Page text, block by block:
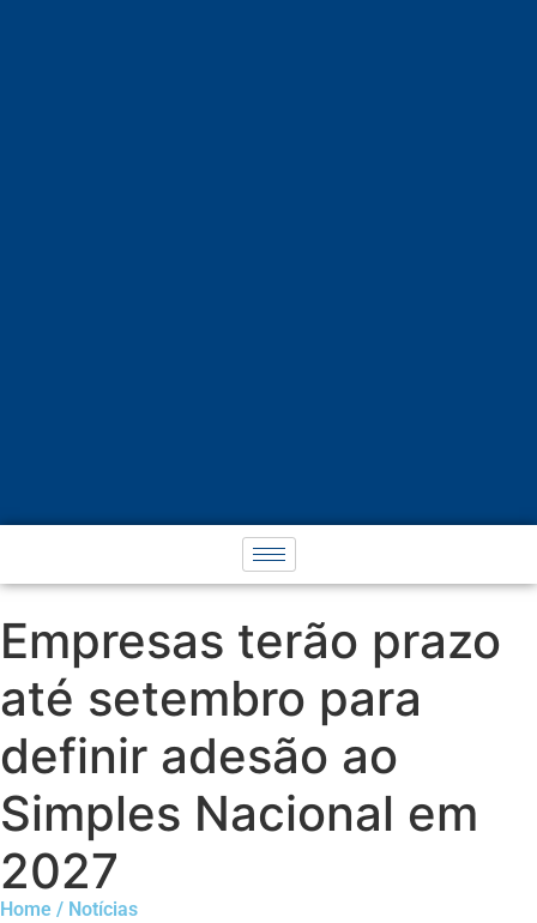
Empresas terão prazo
até setembro para
definir adesão ao
Simples Nacional em
2027
Home / Notícias